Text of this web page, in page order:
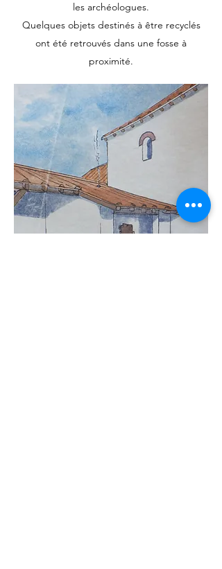
les archéologues.
Quelques objets destinés à être recyclés
ont été retrouvés dans une fosse à
proximité.